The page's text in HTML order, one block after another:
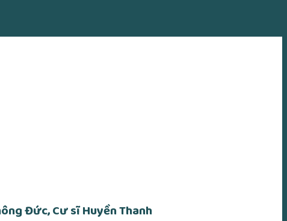
Đức, Cư sĩ Huyền Thanh